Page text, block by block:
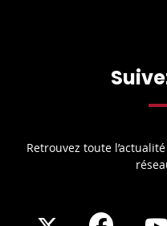
Retrouvez toute